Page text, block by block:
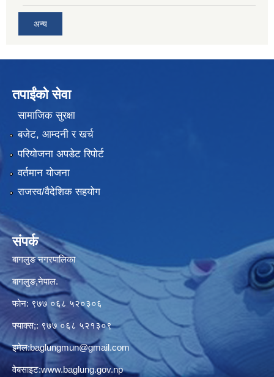
अन्य
तपाईंको सेवा
सामाजिक सुरक्षा
बजेट, आम्दनी र खर्च
परियोजना अपडेट रिपोर्ट
वर्तमान योजना
राजस्व/वैदेशिक सहयोग
संपर्क
बागलुङ नगरपालिका
बागलुङ,नेपाल.
फोन: ९७७ ०६८ ५२०३०६
फ्याक्स;: ९७७ ०६८ ५२१३०९
इमेल:baglungmun@gmail.com
वेबसाइट:www.baglung.gov.np